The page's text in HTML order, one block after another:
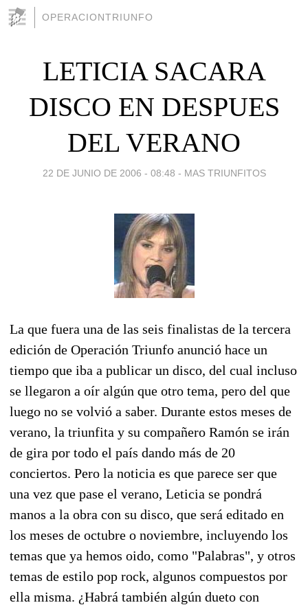
OPERACIONTRIUNFO
LETICIA SACARA
DISCO EN DESPUES
DEL VERANO
22 DE JUNIO DE 2006 - 08:48 - MAS TRIUNFITOS
La que fuera una de las seis finalistas de la tercera
edición de Operación Triunfo anunció hace un
tiempo que iba a publicar un disco, del cual incluso
se llegaron a oír algún que otro tema, pero del que
luego no se volvió a saber. Durante estos meses de
verano, la triunfita y su compañero Ramón se irán
de gira por todo el país dando más de 20
conciertos. Pero la noticia es que parece ser que
una vez que pase el verano, Leticia se pondrá
manos a la obra con su disco, que será editado en
los meses de octubre o noviembre, incluyendo los
temas que ya hemos oido, como "Palabras", y otros
temas de estilo pop rock, algunos compuestos por
ella misma. ¿Habrá también algún dueto con